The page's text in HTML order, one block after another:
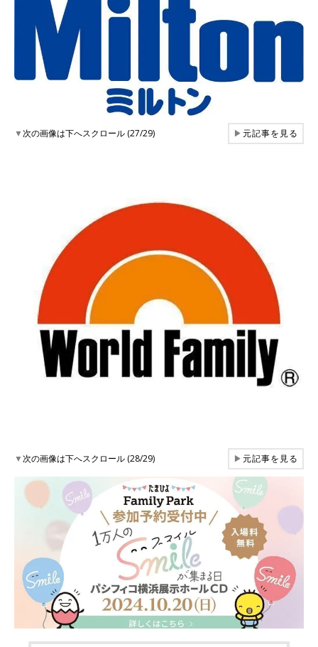
▼次の画像は下へスクロール (27/29) ▶元記事を見る
▼次の画像は下へスクロール (28/29) ▶元記事を見る